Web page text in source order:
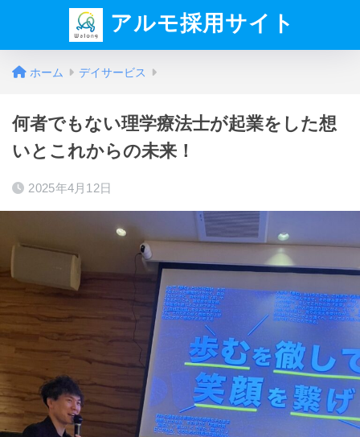
アルモ採用サイト
ホーム デイサービス
何者でもない理学療法士が起業をした想
いとこれからの未来！
2025年4月12日